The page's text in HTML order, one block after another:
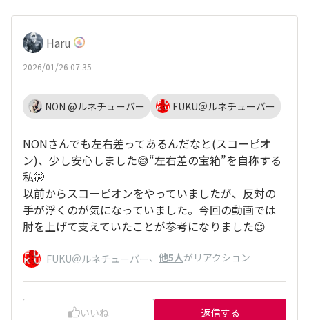
Haru
2026/01/26 07:35
NON @ルネチューバー FUKU＠ルネチューバー
NONさんでも左右差ってあるんだなと(スコーピオ
ン)、少し安心しました😅“左右差の宝箱”を自称する
私🤭
以前からスコーピオンをやっていましたが、反対の
手が浮くのが気になっていました。今回の動画では
肘を上げて支えていたことが参考になりました😊
FUKU＠ルネチューバー、 他5人がリアクション
いいね 返信する